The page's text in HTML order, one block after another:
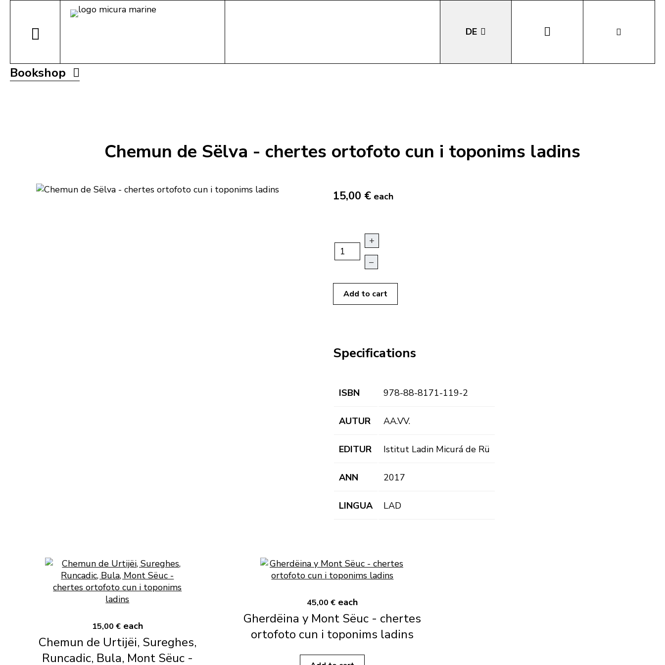
DE
Bookshop
Chemun de Sëlva - chertes ortofoto cun i toponims ladins
15,00 € each
+
–
Add to cart
Specifications
ISBN 978-88-8171-119-2
AUTUR AA.VV.
EDITUR Istitut Ladin Micurá de Rü
ANN 2017
LINGUA LAD
15,00 € each
Chemun de Urtijëi, Sureghes,
Runcadic, Bula, Mont Sëuc -
45,00 € each
Gherdëina y Mont Sëuc - chertes
ortofoto cun i toponims ladins